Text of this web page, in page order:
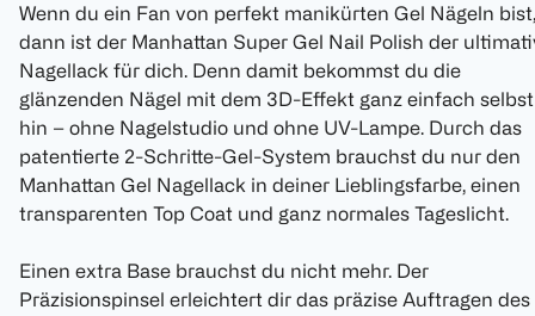
Wenn du ein Fan von perfekt manikürten Gel Nägeln bist,
dann ist der Manhattan Super Gel Nail Polish der
Nagellack für dich. Denn damit bekommst du die
glänzenden Nägel mit dem 3D-Effekt ganz einfach selbst
hin – ohne Nagelstudio und ohne UV-Lampe. Durch das
patentierte 2-Schritte-Gel-System brauchst du nur den
Manhattan Gel Nagellack in deiner Lieblingsfarbe, einen
transparenten Top Coat und ganz normales Tageslicht.
Einen extra Base brauchst du nicht mehr. Der
Präzisionspinsel erleichtert dir das präzise Auftragen des